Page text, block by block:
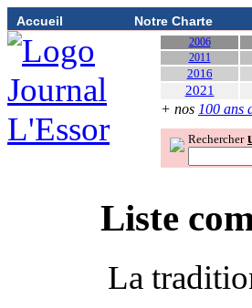
Accueil Notre Charte
2006
2011
2016
2021
+ nos 100 ans
Rechercher
Liste
La